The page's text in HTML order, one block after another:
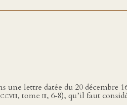
lettre datée du 20 décembre
, tome iii, 6‑8), qu’il faut